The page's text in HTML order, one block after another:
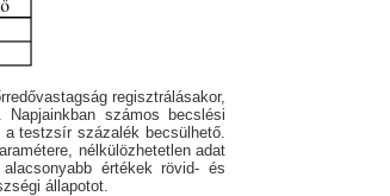
regisztrálásakor,
számos becslési
testzsír százalék becsülhető.
nélkülözhetetlen adat
értékek rövid- és
állapotot.